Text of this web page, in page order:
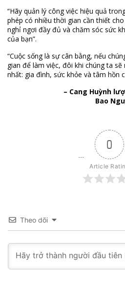
“Hãy quản lý công việc hiệu quả
phép có nhiều thời gian cần thiết
nghỉ ngơi đầy đủ và chăm sóc sức
của bạn”.
“Cuộc sống là sự cân bằng, nếu
gian để làm việc, đôi khi chúng ta
nhất: gia đình, sức khỏe và tâm hồn
– Cang Huỳnh
Bao
0
Article
Theo dõi